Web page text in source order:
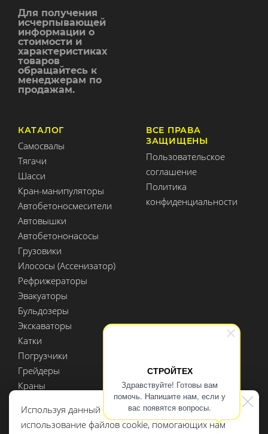
СТРОЙТЕХ
Здравствуйте! Готовы вам
помочь. Напишите нам, если у
вас появятся вопросы.
Для получения
исчерпывающей
информации о
стоимости и
характеристиках
товаров
обращайтесь к
менеджерам по
продажам.
КАТАЛОГ
Самосвалы
Тягачи
Шасси
Кран-манипуляторы
Автобетоносмесители
Автовышки
Автобетононасосы
Грузовики
Илососы (Ассенизатор)
Рефрижераторы
Эвакуаторы
Бульдозеры
Экскаваторы
Катки
Погрузчики
Грейдеры
Краны
Полуприцепы
Доп. оборудование
ВСЕ ПРАВА
ЗАЩИЩЕНЫ
Пользовательское
соглашение
Политика
конфиденциальности
Используя данный сайт, вы даете согласие на
использование файлов cookie, помогающих нам